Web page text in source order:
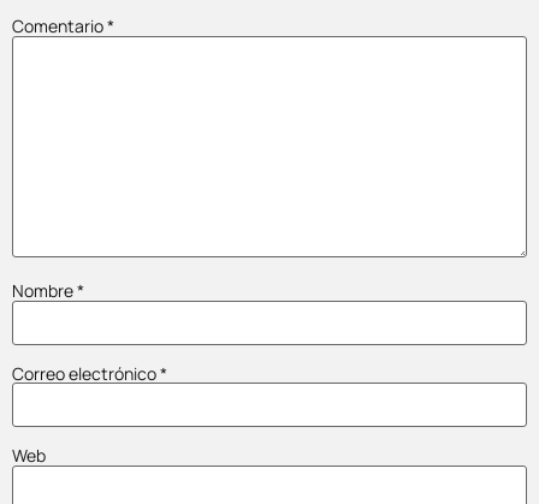
Comentario*
Nombre*
Correo electrónico*
Web